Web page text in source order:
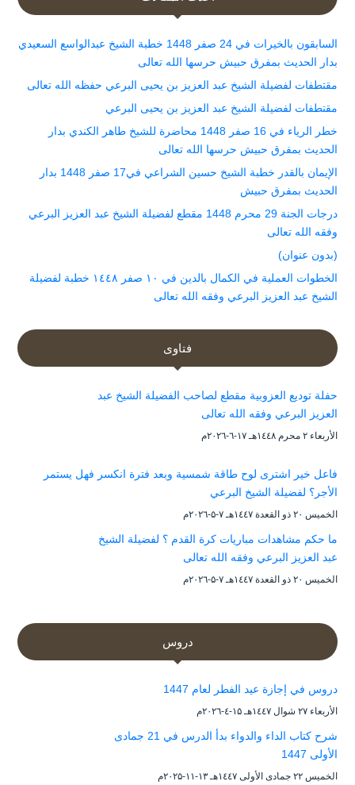
السابقون بالخيرات في 24 صفر 1448 خطبة الشيخ عبدالواسع السعيدي
بدار الحديث بمفرق حبيش حرسها الله تعالى
مقتطفات لفضيلة الشيخ عبد العزيز بن يحيى البرعي حفظه الله تعالى
مقتطفات لفضيلة الشيخ عبد العزيز بن يحيى البرعي
خطر الرياء في 16 صفر 1448 محاضرة للشيخ طاهر الكندي بدار
الحديث بمفرق حبيش حرسها الله تعالى
الإيمان بالقدر خطبة الشيخ حسين الشراعي في17 صفر 1448 بدار
الحديث بمفرق حبيش
درجات الجنة 29 محرم 1448 مقطع لفضيلة الشيخ عبد العزيز البرعي
وفقه الله تعالى
(بدون عنوان)
الخطوات العملية في الكمال بالدين في ١٠ صفر ١٤٤٨ خطبة لفضيلة
الشيخ عبد العزيز البرعي وفقه الله تعالى
فتاوى
حفلة توديع العزوبية مقطع لصاحب الفضيلة الشيخ عبد
العزيز البرعي وفقه الله تعالى
الأربعاء ۲ محرم ۱٤٤۸هـ ۱۷-٦-۲۰۲٦م
فاعل خير اشترى لوح طاقة شمسية وبعد فترة انكسر فهل يستمر
الأجر؟ لفضيلة الشيخ البرعي
الخميس ۲۰ ذو القعدة ۱٤٤۷هـ ۷-۵-۲۰۲٦م
ما حكم مشاهدات مباريات كرة القدم ؟ لفضيلة الشيخ
عبد العزيز البرعي وفقه الله تعالى
الخميس ۲۰ ذو القعدة ۱٤٤۷هـ ۷-۵-۲۰۲٦م
دروس
دروس في إجازة عيد الفطر لعام 1447
الأربعاء ۲۷ شوال ۱٤٤۷هـ ۱۵-٤-۲۰۲٦م
شرح كتاب الداء والدواء بدأ الدرس في 21 جمادى
الأولى 1447
الخميس ۲۲ جمادى الأولى ۱٤٤۷هـ ۱۳-۱۱-۲۰۲۵م